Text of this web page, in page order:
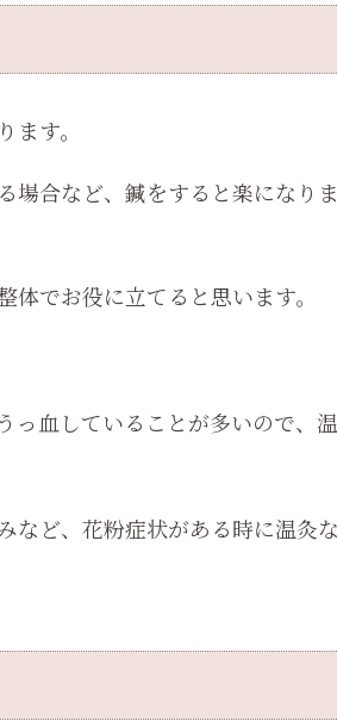
す。
場合など、鍼をすると楽になり
でお役に立てると思います。
っ血していることが多いので、温
など、花粉症状がある時に温灸